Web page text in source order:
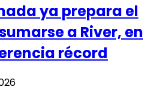
ya prepara el
a River, en
récord